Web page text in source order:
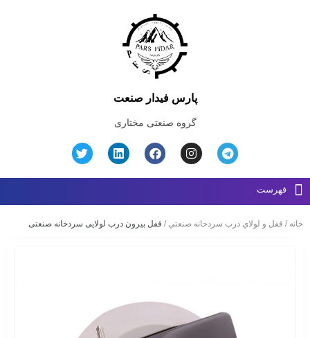
پارس فیدار صنعت
گروه صنعتی مختاری
فهرست
خانه / قفل و لولاي درب سردخانه صنعتي / قفل بیرون درب لولایی سردخانه صنعتی